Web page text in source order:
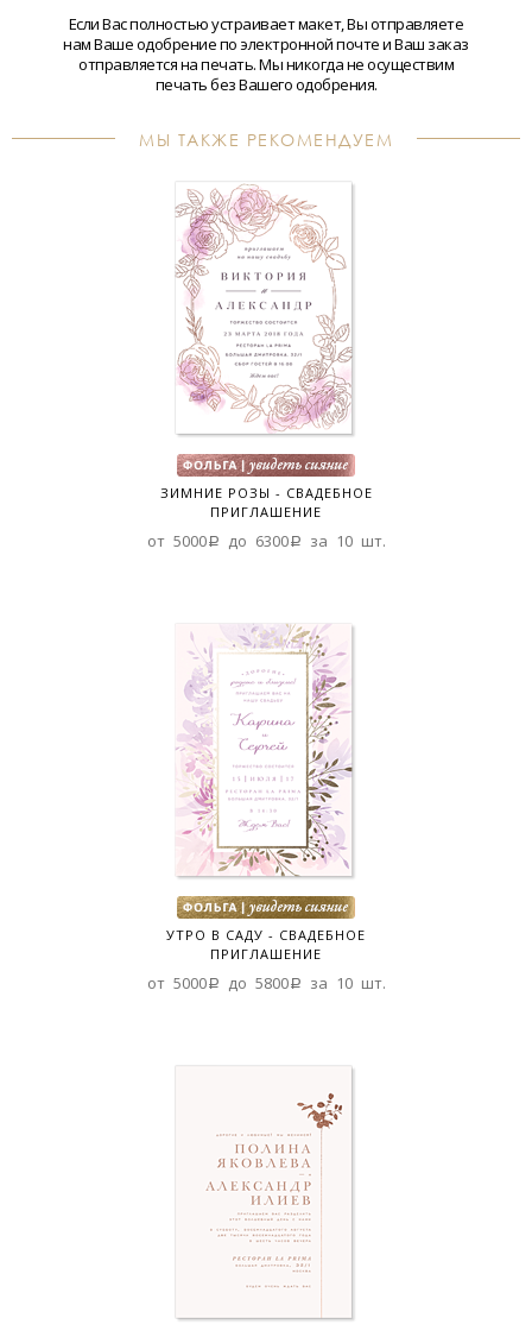
Если Вас полностью устраивает макет, Вы отправляете
нам Ваше одобрение по электронной почте и Ваш заказ
отправляется на печать. Мы никогда не осуществим
печать без Вашего одобрения.
МЫ ТАКЖЕ РЕКОМЕНДУЕМ
ЗИМНИЕ РОЗЫ - СВАДЕБНОЕ
ПРИГЛАШЕНИЕ
от 5000a до 6300a за 10 шт.
УТРО В САДУ - СВАДЕБНОЕ
ПРИГЛАШЕНИЕ
от 5000a до 5800a за 10 шт.